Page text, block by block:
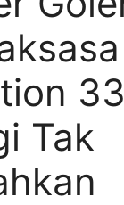
Tak